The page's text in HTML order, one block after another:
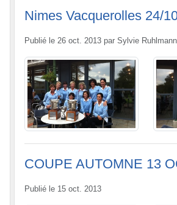
Nimes Vacquerolles 24/
Publié le 26 oct. 2013 par Sylvie Ruhlmann
COUPE AUTOMNE 13
Publié le 15 oct. 2013